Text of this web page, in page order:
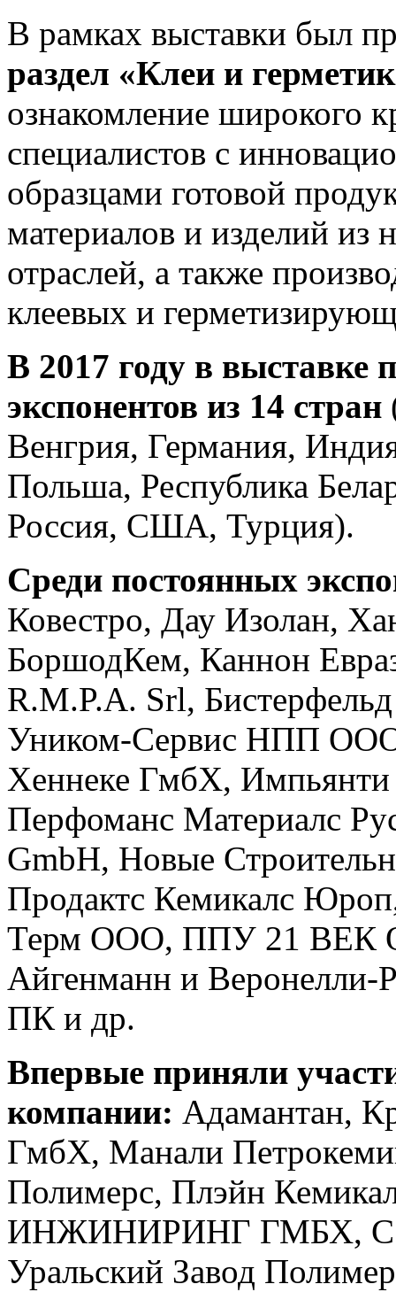
В рамках выставки был
раздел «Клеи и
ознакомление широкого
специалистов с
образцами готовой
материалов и изделий из
отраслей, а также
клеевых и
В 2017 году в выставке
экспонентов из 14 стран
Венгрия, Германия,
Польша, Республика
Россия, США, Турция).
Среди постоянных
Ковестро, Дау Изолан,
БоршодКем, Каннон
R.M.P.A. Srl,
Уником-Сервиc НПП
Хеннеке ГмбХ,
Перфоманс Материалс
GmbH, Новые
Продактс Кемикалс
Терм ООО, ППУ 21 ВЕК
Айгенманн и Веронелли-
ПК и др.
Впервые приняли
компании: Адамантан,
ГмбХ, Манали
Полимерс, Плэйн
ИНЖИНИРИНГ ГМБХ,
Уральский Завод